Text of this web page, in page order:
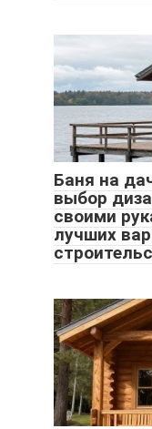
Баня на
выбор
своими
лучших